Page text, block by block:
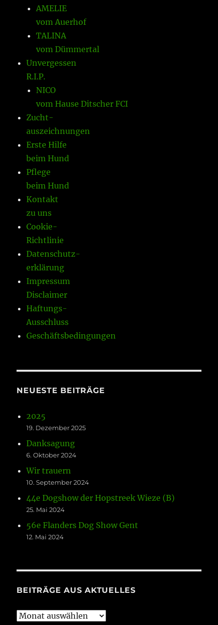
AMELIE
vom Auerhof
TALINA
vom Dümmertal
Unvergessen
R.I.P.
NICO
vom Hause Ditscher FCI
Zucht-
auszeichnungen
Erste Hilfe
beim Hund
Pflege
beim Hund
Kontakt
zu uns
Cookie-
Richtlinie
Datenschutz-
erklärung
Impressum
Disclaimer
Haftungs-
Ausschluss
Geschäftsbedingungen
NEUESTE BEITRÄGE
2025
19. Dezember 2025
Danksagung
6. Oktober 2024
Wir trauern
10. September 2024
44e Dogshow der Hopstreek Wieze (B)
25. Mai 2024
56e Flanders Dog Show Gent
12. Mai 2024
BEITRÄGE AUS AKTUELLES
Beiträge